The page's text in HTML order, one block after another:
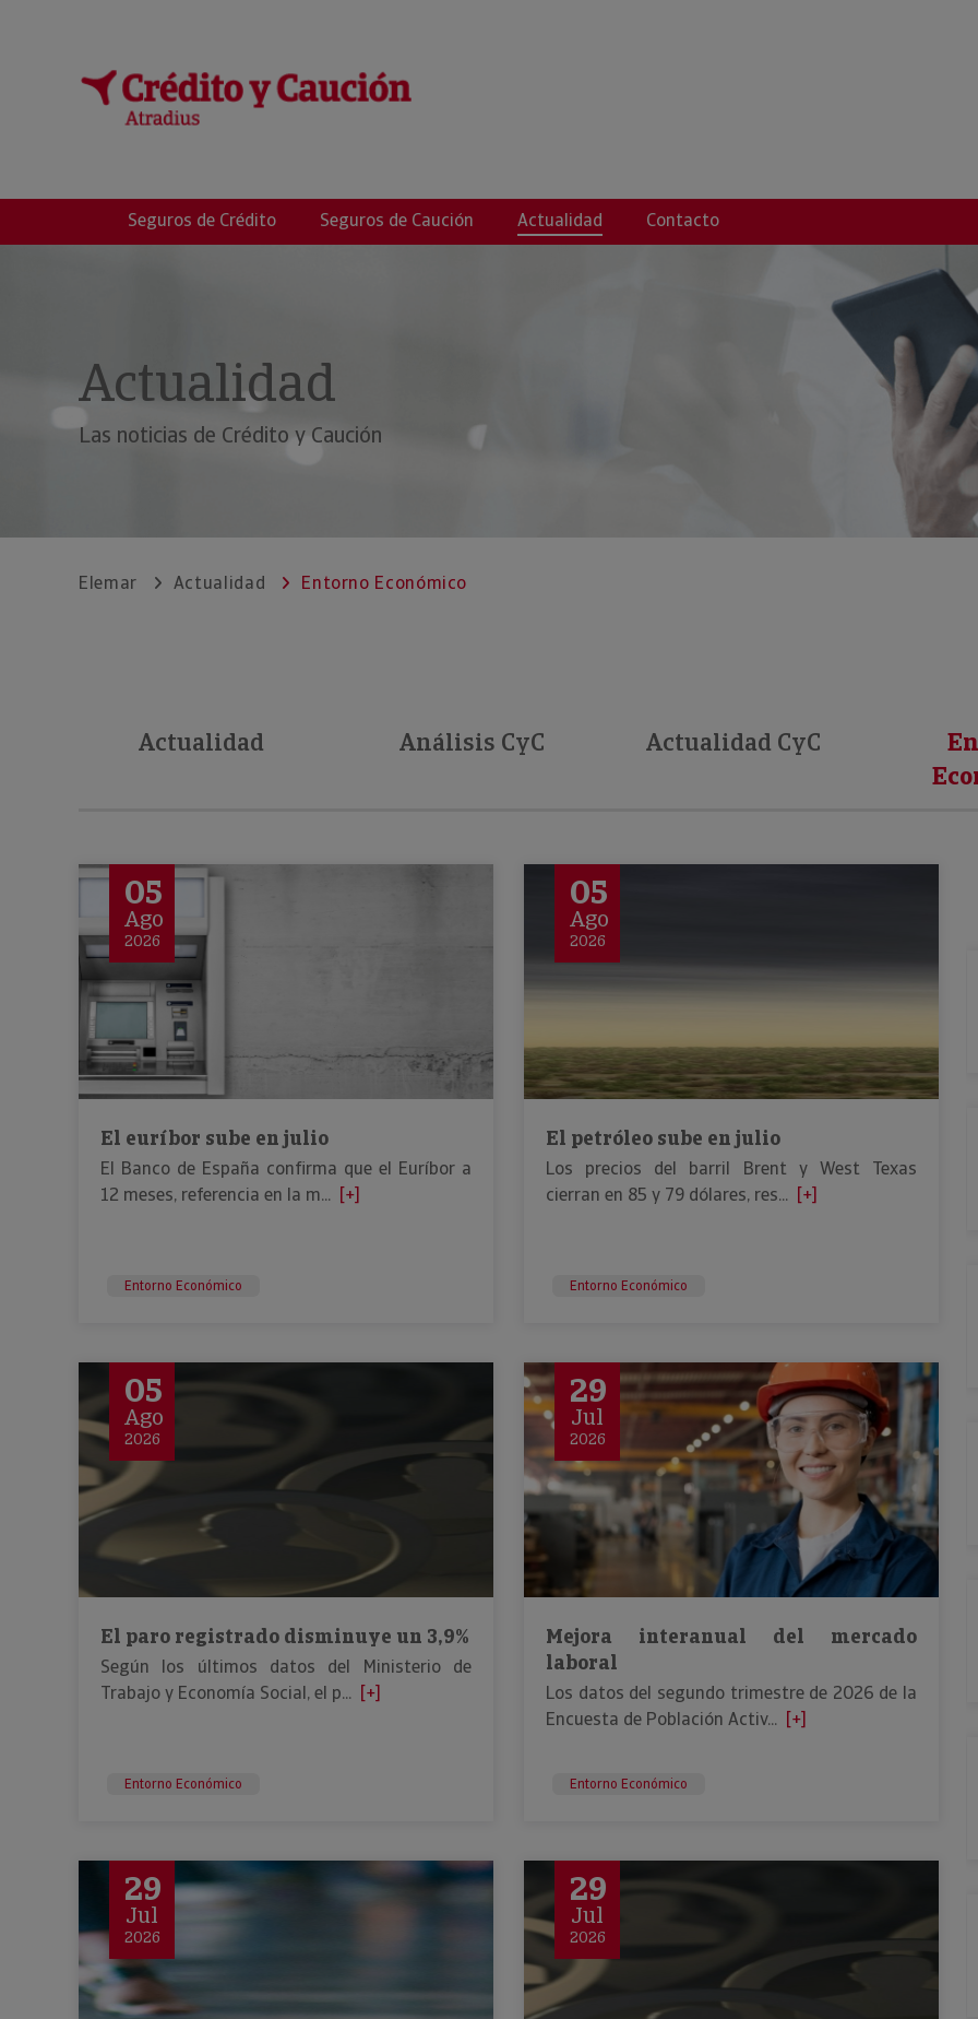
Seguros de Crédito Seguros de Caución Actualidad Contacto
Actualidad
Las noticias de Crédito y Caución
Elemar Actualidad Entorno Económico
Actualidad Análisis CyC Actualidad CyC
05
Ago
2026
El euríbor sube en julio
El Banco de España confirma que el Euríbor a
12 meses, referencia en la m... [+]
Entorno Económico
05
Ago
2026
El petróleo sube en julio
Los precios del barril Brent y West Texas
cierran en 85 y 79 dólares, res... [+]
Entorno Económico
05
Ago
2026
El paro registrado disminuye un 3,9%
Según los últimos datos del Ministerio de
Trabajo y Economía Social, el p... [+]
Entorno Económico
29
Jul
2026
Mejora interanual del mercado
laboral
Los datos del segundo trimestre de 2026 de la
Encuesta de Población Activ... [+]
Entorno Económico
29
Jul
2026
29
Jul
2026